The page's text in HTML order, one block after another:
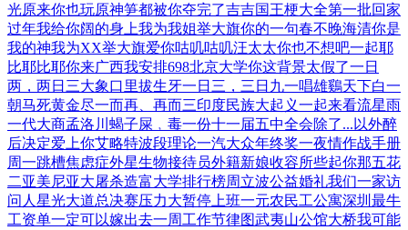
光原来你也玩原神笋都被你夺完了吉吉国王梗大全第一批回家
过年我给你阔的身上我为我姐举大旗你的一句春不晚海清你是
我的神我为XX举大旗爱你咕叽咕叽汪太太你也不想吧一起耶
比耶比耶你来广西我安排698北京大学你这背景太假了一日
两，两日三大象口里拔生牙一日三，三日九一唱雄鷄天下白一
朝马死黄金尽一而再、再而三印度民族大起义一起来看流星雨
一代大商孟洛川 蝎子屎﹐毒一份十一届五中全会除了...以外醉
后决定爱上你艾略特波段理论一汽大众年终奖一夜情作战手册
周一跳槽焦虑症外星生物接待员外籍新娘收容所些起你那五花
二亚美尼亚大屠杀造富大学排行榜周立波公益婚礼我们一家访
问人 星光大道总决赛压力大暂停上班一元农民工公寓深圳最牛
工资单一定可以嫁出去一周工作节律图武夷山公馆大桥我可能